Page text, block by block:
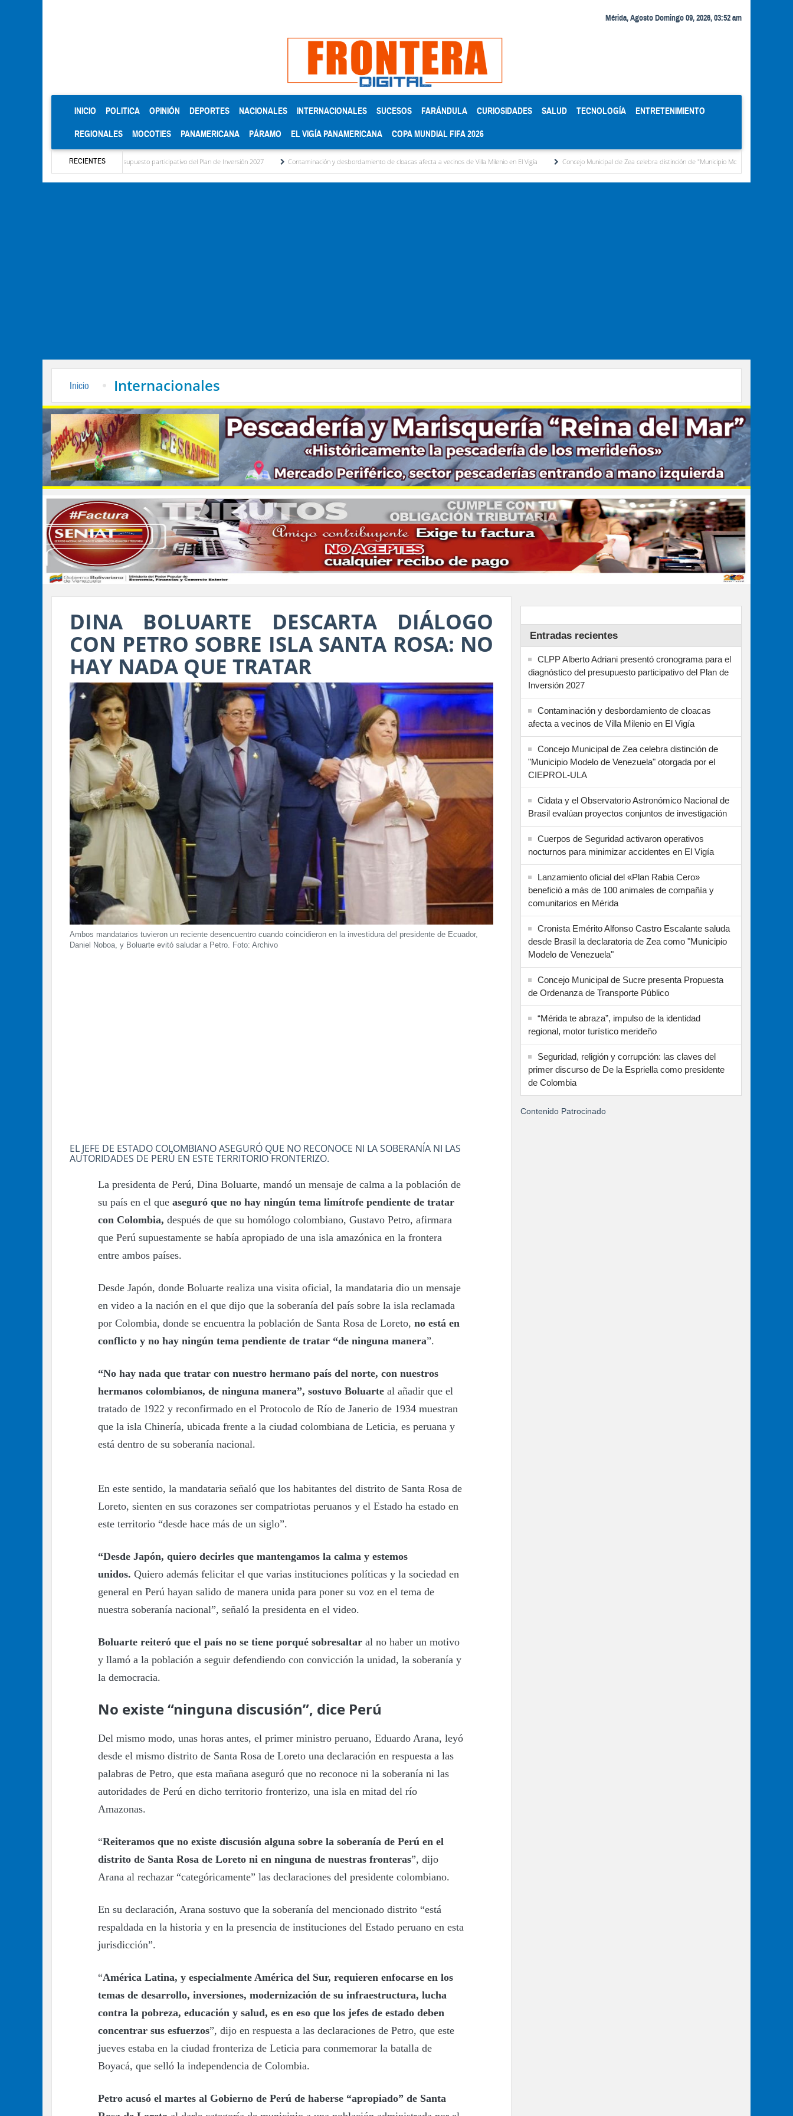
Mérida, Agosto Domingo 09, 2026, 03:52 am
INICIO (CURRENT)
POLITICA OPINIÓN DEPORTES NACIONALES INTERNACIONALES SUCESOS FARÁNDULA CURIOSIDADES SALUD TECNOLOGÍA ENTRETENIMIENTO
REGIONALES MOCOTIES PANAMERICANA PÁRAMO EL VIGÍA PANAMERICANA COPA MUNDIAL FIFA 2026
RECIENTES
el diagnóstico del presupuesto participativo del Plan de Inversión 2027 Contaminación y desbordamiento de cloacas afecta a vecinos de Villa Milenio en El Vigía Concejo Municipal de Zea celebra distinción de "Municipio Modelo de Venezuela" otorgada por el
Inicio Internacionales
DINA BOLUARTE DESCARTA DIÁLOGO
CON PETRO SOBRE ISLA SANTA ROSA: NO
HAY NADA QUE TRATAR
Ambos mandatarios tuvieron un reciente desencuentro cuando coincidieron en la investidura del presidente de Ecuador,
Daniel Noboa, y Boluarte evitó saludar a Petro. Foto: Archivo
EL JEFE DE ESTADO COLOMBIANO ASEGURÓ QUE NO RECONOCE NI LA SOBERANÍA NI LAS
AUTORIDADES DE PERÚ EN ESTE TERRITORIO FRONTERIZO.
La presidenta de Perú, Dina Boluarte, mandó un mensaje de calma a la población de
su país en el que aseguró que no hay ningún tema limítrofe pendiente de tratar
con Colombia, después de que su homólogo colombiano, Gustavo Petro, afirmara
que Perú supuestamente se había apropiado de una isla amazónica en la frontera
entre ambos países.
Desde Japón, donde Boluarte realiza una visita oficial, la mandataria dio un mensaje
en video a la nación en el que dijo que la soberanía del país sobre la isla reclamada
por Colombia, donde se encuentra la población de Santa Rosa de Loreto, no está en
conflicto y no hay ningún tema pendiente de tratar “de ninguna manera”.
“No hay nada que tratar con nuestro hermano país del norte, con nuestros
hermanos colombianos, de ninguna manera”, sostuvo Boluarte al añadir que el
tratado de 1922 y reconfirmado en el Protocolo de Río de Janerio de 1934 muestran
que la isla Chinería, ubicada frente a la ciudad colombiana de Leticia, es peruana y
está dentro de su soberanía nacional.
En este sentido, la mandataria señaló que los habitantes del distrito de Santa Rosa de
Loreto, sienten en sus corazones ser compatriotas peruanos y el Estado ha estado en
este territorio “desde hace más de un siglo”.
“Desde Japón, quiero decirles que mantengamos la calma y estemos
unidos. Quiero además felicitar el que varias instituciones políticas y la sociedad en
general en Perú hayan salido de manera unida para poner su voz en el tema de
nuestra soberanía nacional”, señaló la presidenta en el video.
Boluarte reiteró que el país no se tiene porqué sobresaltar al no haber un motivo
y llamó a la población a seguir defendiendo con convicción la unidad, la soberanía y
la democracia.
No existe “ninguna discusión”, dice Perú
Del mismo modo, unas horas antes, el primer ministro peruano, Eduardo Arana, leyó
desde el mismo distrito de Santa Rosa de Loreto una declaración en respuesta a las
palabras de Petro, que esta mañana aseguró que no reconoce ni la soberanía ni las
autoridades de Perú en dicho territorio fronterizo, una isla en mitad del río
Amazonas.
“Reiteramos que no existe discusión alguna sobre la soberanía de Perú en el
distrito de Santa Rosa de Loreto ni en ninguna de nuestras fronteras”, dijo
Arana al rechazar “categóricamente” las declaraciones del presidente colombiano.
En su declaración, Arana sostuvo que la soberanía del mencionado distrito “está
respaldada en la historia y en la presencia de instituciones del Estado peruano en esta
jurisdicción”.
“América Latina, y especialmente América del Sur, requieren enfocarse en los
temas de desarrollo, inversiones, modernización de su infraestructura, lucha
contra la pobreza, educación y salud, es en eso que los jefes de estado deben
concentrar sus esfuerzos”, dijo en respuesta a las declaraciones de Petro, que este
jueves estaba en la ciudad fronteriza de Leticia para conmemorar la batalla de
Boyacá, que selló la independencia de Colombia.
Petro acusó el martes al Gobierno de Perú de haberse “apropiado” de Santa
Entradas recientes
CLPP Alberto Adriani presentó cronograma para el
diagnóstico del presupuesto participativo del Plan de
Inversión 2027
Contaminación y desbordamiento de cloacas
afecta a vecinos de Villa Milenio en El Vigía
Concejo Municipal de Zea celebra distinción de
"Municipio Modelo de Venezuela" otorgada por el
CIEPROL-ULA
Cidata y el Observatorio Astronómico Nacional de
Brasil evalúan proyectos conjuntos de investigación
Cuerpos de Seguridad activaron operativos
nocturnos para minimizar accidentes en El Vigía
Lanzamiento oficial del «Plan Rabia Cero»
benefició a más de 100 animales de compañía y
comunitarios en Mérida
Cronista Emérito Alfonso Castro Escalante saluda
desde Brasil la declaratoria de Zea como "Municipio
Modelo de Venezuela"
Concejo Municipal de Sucre presenta Propuesta
de Ordenanza de Transporte Público
“Mérida te abraza”, impulso de la identidad
regional, motor turístico merideño
Seguridad, religión y corrupción: las claves del
primer discurso de De la Espriella como presidente
de Colombia
Contenido Patrocinado